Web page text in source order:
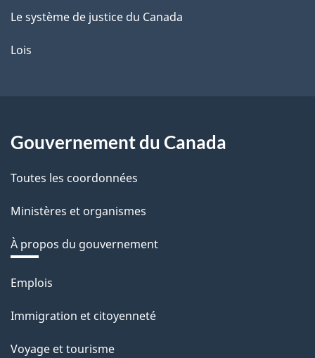
Le système de justice du Canada
Lois
Gouvernement du Canada
Toutes les coordonnées
Ministères et organismes
À propos du gouvernement
Thèmes
sujets
Emplois
Immigration et citoyenneté
Voyage et tourisme